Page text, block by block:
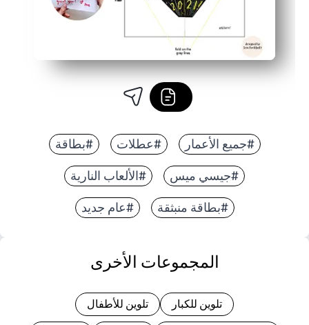
#جميع الأعمار #عطلات #بطاقة
#جيسي ميس #الألعاب النارية
#بطاقة منبثقة #عام جديد
المجموعات الأخرى
تلوين للكبار تلوين للأطفال